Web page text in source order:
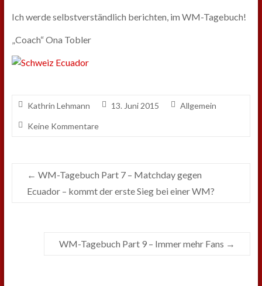
Ich werde selbstverständlich berichten, im WM-Tagebuch!
„Coach“ Ona Tobler
Kathrin Lehmann 13. Juni 2015 Allgemein
Keine Kommentare
← WM-Tagebuch Part 7 – Matchday gegen
Ecuador – kommt der erste Sieg bei einer WM?
WM-Tagebuch Part 9 – Immer mehr Fans →